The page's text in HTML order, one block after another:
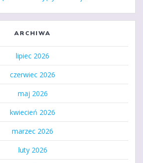
ARCHIWA
lipiec 2026
czerwiec 2026
maj 2026
kwiecień 2026
marzec 2026
luty 2026